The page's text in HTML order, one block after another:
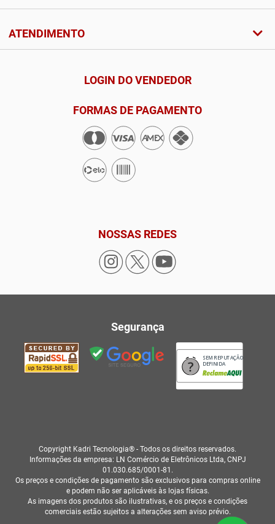
ATENDIMENTO
LOGIN DO VENDEDOR
FORMAS DE PAGAMENTO
NOSSAS REDES
Segurança
SEM REPUTAÇÃO
DEFINIDA
Copyright Kadri Tecnologia® - Todos os direitos reservados.
Informações da empresa: LN Comércio de Eletrônicos Ltda, CNPJ
01.030.685/0001-81.
Os preços e condições de pagamento são exclusivos para compras online
e podem não ser aplicáveis às lojas físicas.
As imagens dos produtos são ilustrativas, e os preços e condições
comerciais estão sujeitos a alterações sem aviso prévio.